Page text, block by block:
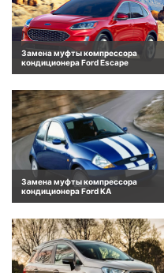
Замена муфты компрессора
кондиционера Ford Escape
Замена муфты компрессора
кондиционера Ford KA